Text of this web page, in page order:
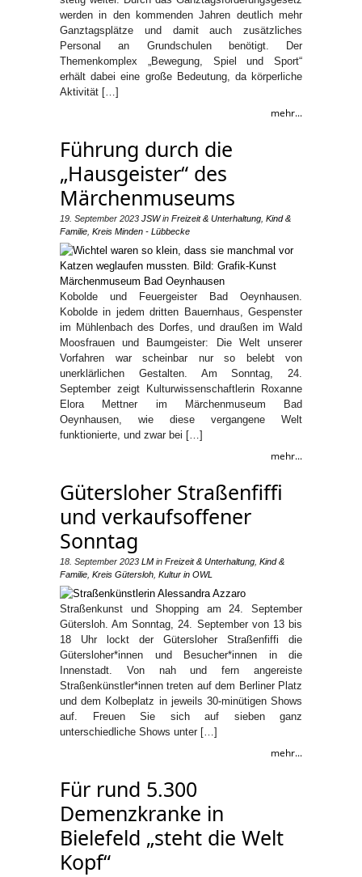
werden in den kommenden Jahren deutlich mehr
Ganztagsplätze und damit auch zusätzliches
Personal an Grundschulen benötigt. Der
Themenkomplex „Bewegung, Spiel und Sport“
erhält dabei eine große Bedeutung, da körperliche
Aktivität […]
mehr...
Führung durch die
„Hausgeister“ des
Märchenmuseums
19. September 2023 JSWin Freizeit & Unterhaltung Kind &
Familie Kreis Minden - Lübbecke
Kobolde und Feuergeister Bad Oeynhausen.
Kobolde in jedem dritten Bauernhaus, Gespenster
im Mühlenbach des Dorfes, und draußen im Wald
Moosfrauen und Baumgeister: Die Welt unserer
Vorfahren war scheinbar nur so belebt von
unerklärlichen Gestalten. Am Sonntag, 24.
September zeigt Kulturwissenschaftlerin Roxanne
Elora Mettner im Märchenmuseum Bad
Oeynhausen, wie diese vergangene Welt
funktionierte, und zwar bei […]
mehr...
Gütersloher Straßenfiffi
und verkaufsoffener
Sonntag
18. September 2023 LM in Freizeit & Unterhaltung Kind &
Familie Kreis Gütersloh Kultur in OWL
Straßenkunst und Shopping am 24. September
Gütersloh. Am Sonntag, 24. September von 13 bis
18 Uhr lockt der Gütersloher Straßenfiffi die
Gütersloher*innen und Besucher*innen in die
Innenstadt. Von nah und fern angereiste
Straßenkünstler*innen treten auf dem Berliner Platz
und dem Kolbeplatz in jeweils 30-minütigen Shows
auf. Freuen Sie sich auf sieben ganz
unterschiedliche Shows unter […]
mehr...
Für rund 5.300
Demenzkranke in
Bielefeld „steht die Welt
Kopf“